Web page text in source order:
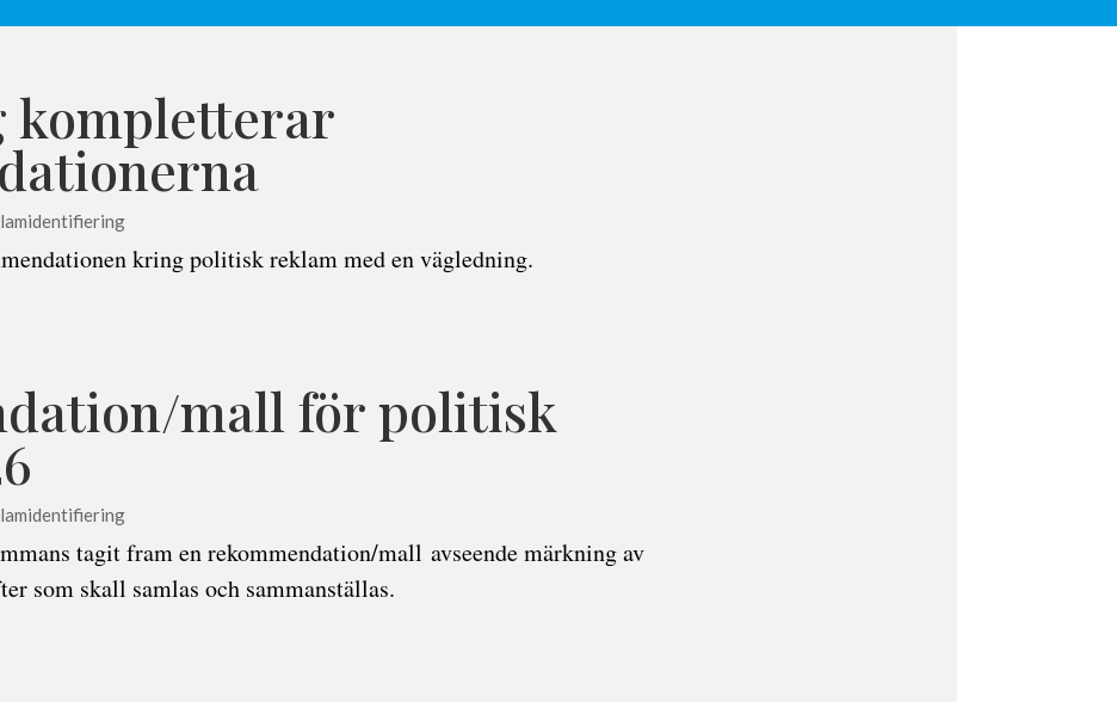
kompletterar
kring politisk reklam med en vägledning.
mall för politisk
tagit fram en rekommendation/mall avseende märkning av
som skall samlas och sammanställas.